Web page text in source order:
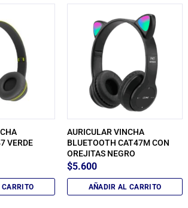
VERDE
AURICULAR VINCHA
BLUETOOTH CAT47M CON
OREJITAS NEGRO
$5.600
AÑADIR AL CARRITO